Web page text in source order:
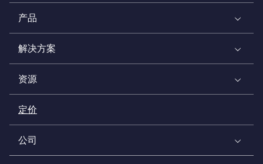
产品
解决方案
资源
定价
公司